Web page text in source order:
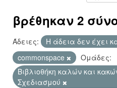
βρέθηκαν 2
Άδειες: Η άδεια δεν έχει
commonspace
Ομάδες:
Βιβλιοθήκη καλών και
Σχεδιασμού